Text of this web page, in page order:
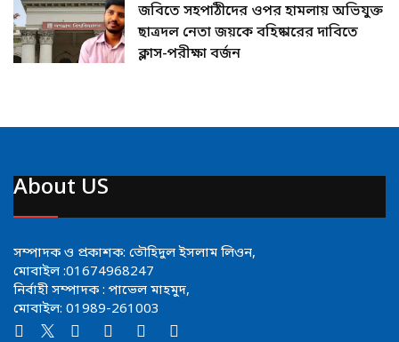
জবিতে সহপাঠীদের ওপর হামলায় অভিযুক্ত
ছাত্রদল নেতা জয়কে বহিষ্কারের দাবিতে
ক্লাস-পরীক্ষা বর্জন
About US
সম্পাদক ও প্রকাশক: তৌহিদুল ইসলাম লিওন,
মোবাইল :01674968247
নির্বাহী সম্পাদক : পাভেল মাহমুদ,
মোবাইল: 01989-261003